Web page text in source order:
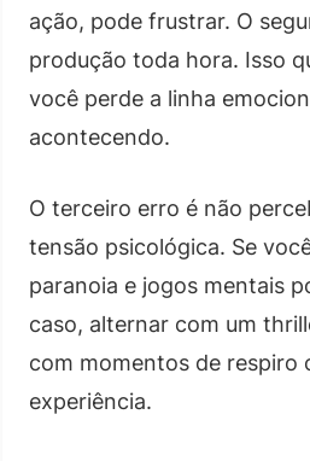
ação, pode frustrar. O
produção toda hora. Isso
você perde a linha
acontecendo.
O terceiro erro é não
tensão psicológica. Se
paranoia e jogos mentais
caso, alternar com um
com momentos de respiro
experiência.